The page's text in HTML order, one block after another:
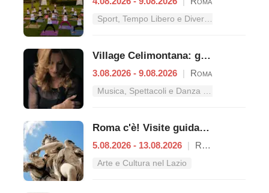
Village Celimontana: gli appuntamenti dal 3 al 9 agosto
3.08.2026 - 9.08.2026 | Roma
Roma c'è! Visite guidate (anche per bambini) dal 5 al 13 agosto 2026
5.08.2026 - 13.08.2026 | Roma
Arte e Cultura nel Lazio